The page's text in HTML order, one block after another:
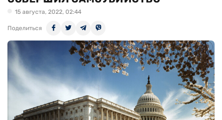
15 августа, 2022, 02:44
Поделиться